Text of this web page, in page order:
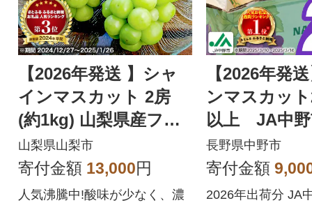
【2026年発送 】シャ
インマスカット 2房
(約1kg) 山梨県産フル
ーツ 人気のぶどう
山梨県山梨市
寄付金額 13,000円
人気沸騰中!酸味が少なく、濃
【2026年発
ンマスカッ
以上 JA中野
送
長野県中野市
寄付金額
2026年出荷分 JA